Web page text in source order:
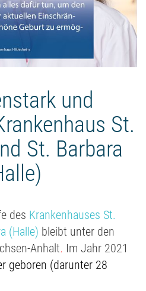
und
St.
St. Barbara
des Krankenhauses St.
(Halle) bleibt unter den
Anhalt. Im Jahr 2021
geboren (darunter 28